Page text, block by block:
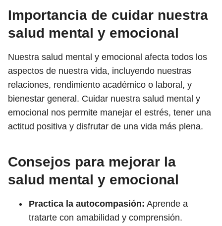
Importancia de cuidar nuestra
salud mental y emocional
Nuestra salud mental y emocional afecta todos los
aspectos de nuestra vida, incluyendo nuestras
relaciones, rendimiento académico o laboral, y
bienestar general. Cuidar nuestra salud mental y
emocional nos permite manejar el estrés, tener una
actitud positiva y disfrutar de una vida más plena.
Consejos para mejorar la
salud mental y emocional
Practica la autocompasión: Aprende a
tratarte con amabilidad y comprensión.